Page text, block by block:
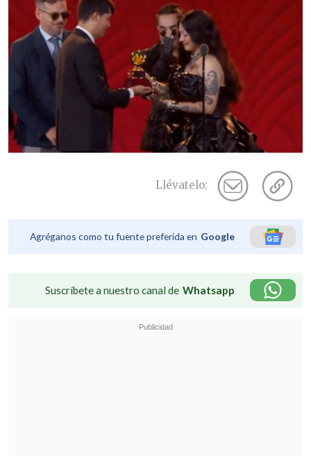
Llévatelo:
Agréganos como tu fuente preferida en Google
Suscríbete a nuestro canal de Whatsapp